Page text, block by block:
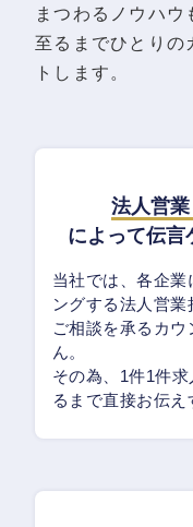
まつわるノウハウ
至るまでひとりの
トします。
法人営
によって伝言
当社では、各企業
ングする法人営
ご相談を承るカ
ん。
その為、1件1件
るまで直接お伝え